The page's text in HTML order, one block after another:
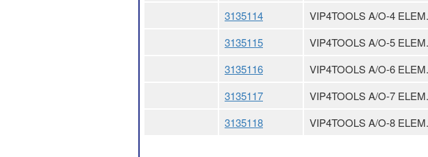
3135114
VIP4TOOLS A/O-4
3135115
VIP4TOOLS A/O-5
3135116
VIP4TOOLS A/O-6
3135117
VIP4TOOLS A/O-7
3135118
VIP4TOOLS A/O-8